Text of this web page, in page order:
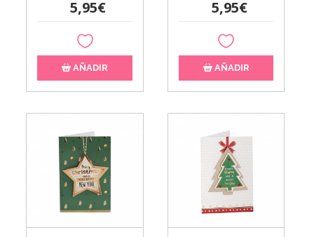
5,95€
AÑADIR
5,95€
AÑADIR